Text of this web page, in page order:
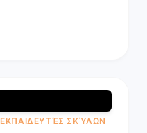
ΕΚΠΑΙΔΕΥΤΈΣ ΣΚΎΛΩΝ